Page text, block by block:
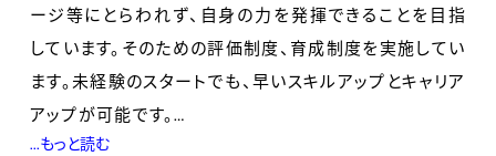
ージ等にとらわれず、自身の力を発揮できることを目指
しています。そのための評価制度、育成制度を実施してい
ます。未経験のスタートでも、早いスキルアップとキャリア
アップが可能です。
...もっと読む